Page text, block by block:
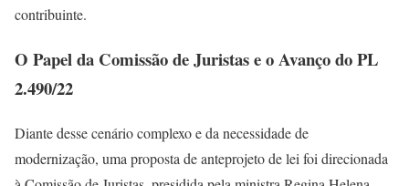
contribuinte.
O Papel da Comissão de Juristas e o Avanço do PL
2.490/22
Diante desse cenário complexo e da necessidade de
modernização, uma proposta de anteprojeto de lei foi direcionada